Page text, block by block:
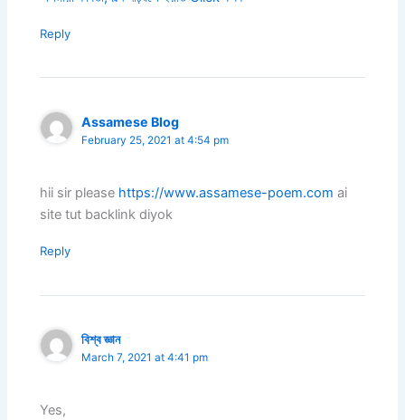
Reply
Assamese Blog
February 25, 2021 at 4:54 pm
hii sir please https://www.assamese-poem.com ai
site tut backlink diyok
Reply
বিশ্ব জ্ঞান
March 7, 2021 at 4:41 pm
Yes,